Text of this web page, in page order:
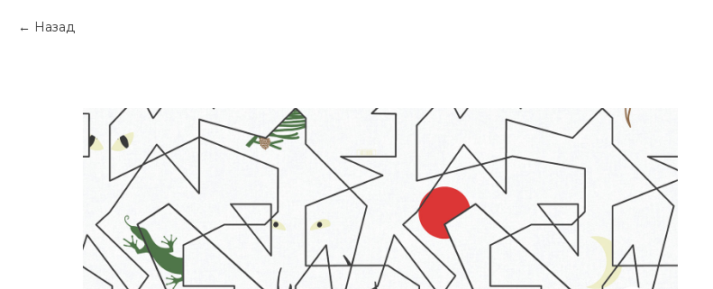
Назад